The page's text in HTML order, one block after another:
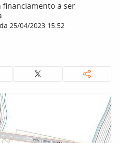
financiamento a ser
25/04/2023 15:52